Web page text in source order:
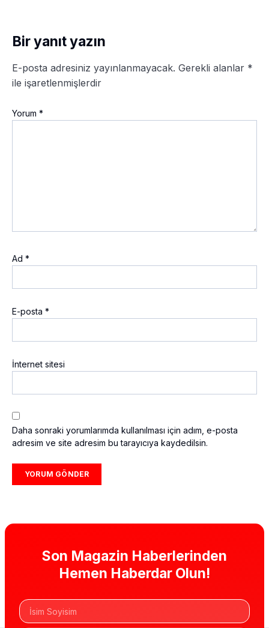
Bir yanıt yazın
E-posta adresiniz yayınlanmayacak. Gerekli alanlar *
ile işaretlenmişlerdir
Yorum *
Ad *
E-posta *
İnternet sitesi
Daha sonraki yorumlarımda kullanılması için adım, e-posta
adresim ve site adresim bu tarayıcıya kaydedilsin.
Son Magazin Haberlerinden
Hemen Haberdar Olun!